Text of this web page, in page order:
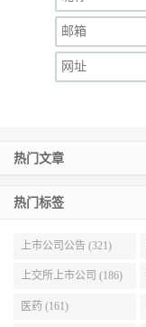
热门文章
热门标签
上市公司公告 (321)
上交所上市公司 (186)
医药 (161)